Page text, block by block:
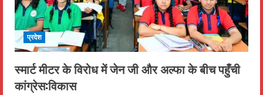
प्रदेश
स्मार्ट मीटर के विरोध में जेन जी और अल्फा के बीच पहुँची
कांग्रेस:विकास